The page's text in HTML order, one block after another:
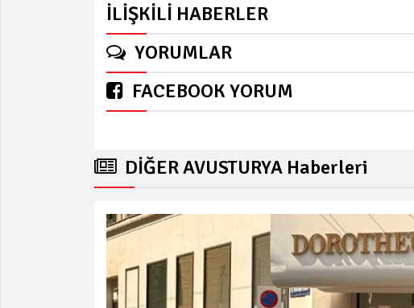
İLİŞKİLİ HABERLER
YORUMLAR
FACEBOOK YORUM
DİĞER AVUSTURYA Haberleri